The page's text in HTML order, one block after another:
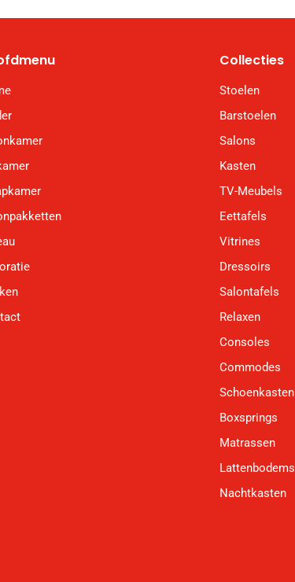
Collecties
Stoelen
Barstoelen
Salons
Kasten
TV-Meubels
Eettafels
Vitrines
Dressoirs
Salontafels
Relaxen
Consoles
Commodes
Schoenkasten
Boxsprings
Matrassen
Lattenbodems
Nachtkasten